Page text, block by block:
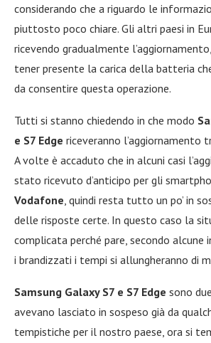
considerando che a riguardo le
piuttosto poco chiare. Gli altri paesi in
ricevendo gradualmente
tener presente la carica della batteria
da consentire questa operazione.
Tutti si stanno chiedendo in che modo
e S7 Edge riceveranno l’aggiornamento
A volte è accaduto che in alcuni casi
stato ricevuto d’anticipo per gli
Vodafone , quindi resta tutto un po’ in
delle risposte certe. In questo caso la
complicata perché pare, secondo alcune
i brandizzati i tempi si allungheranno di
Samsung Galaxy S7 e S7 Edge sono
avevano lasciato in sospeso già da
tempistiche per il nostro paese, ora si